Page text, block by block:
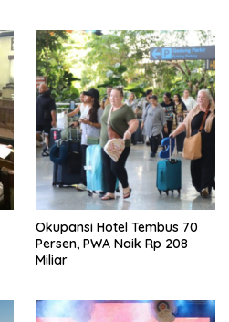
Okupansi Hotel Tembus 70
Persen, PWA Naik Rp 208
Miliar